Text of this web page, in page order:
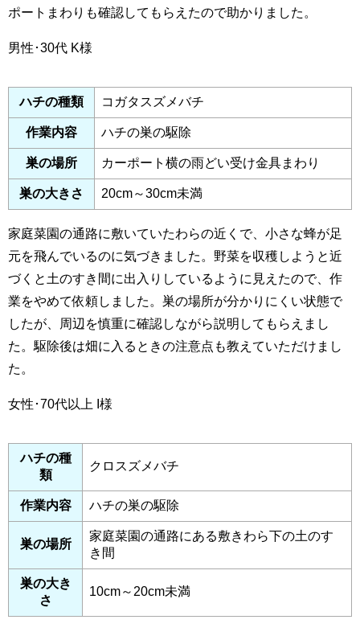
ポートまわりも確認してもらえたので助かりました。
男性･30代 K様
ハチの種類 コガタスズメバチ
作業内容 ハチの巣の駆除
巣の場所 カーポート横の雨どい受け金具まわり
巣の大きさ 20cm～30cm未満
家庭菜園の通路に敷いていたわらの近くで、小さな蜂が足
元を飛んでいるのに気づきました。野菜を収穫しようと近
づくと土のすき間に出入りしているように見えたので、作
業をやめて依頼しました。巣の場所が分かりにくい状態で
したが、周辺を慎重に確認しながら説明してもらえまし
た。駆除後は畑に入るときの注意点も教えていただけまし
た。
女性･70代以上 I様
ハチの種
類
クロスズメバチ
作業内容 ハチの巣の駆除
巣の場所
家庭菜園の通路にある敷きわら下の土のす
き間
巣の大き
さ
10cm～20cm未満